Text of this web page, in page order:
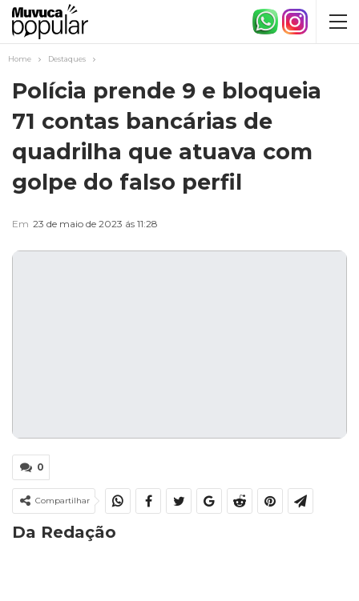
Home Destaques
Polícia prende 9 e bloqueia
71 contas bancárias de
quadrilha que atuava com
golpe do falso perfil
Em 23 de maio de 2023 ás 11:28
0
Compartilhar
Da Redação